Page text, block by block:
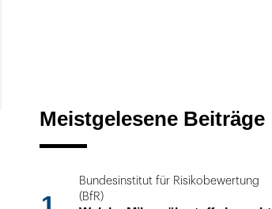
Meistgelesene Beiträge
Bundesinstitut für Risikobewertung
(BfR)